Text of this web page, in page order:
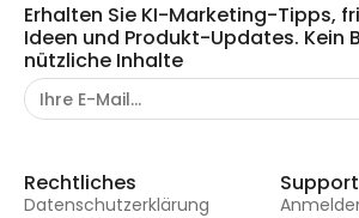
Erhalten Sie KI-Marketing-Tipps,
Ideen und Produkt-Updates. Kein
nützliche Inhalte
Rechtliches
Datenschutzerklärung
Support